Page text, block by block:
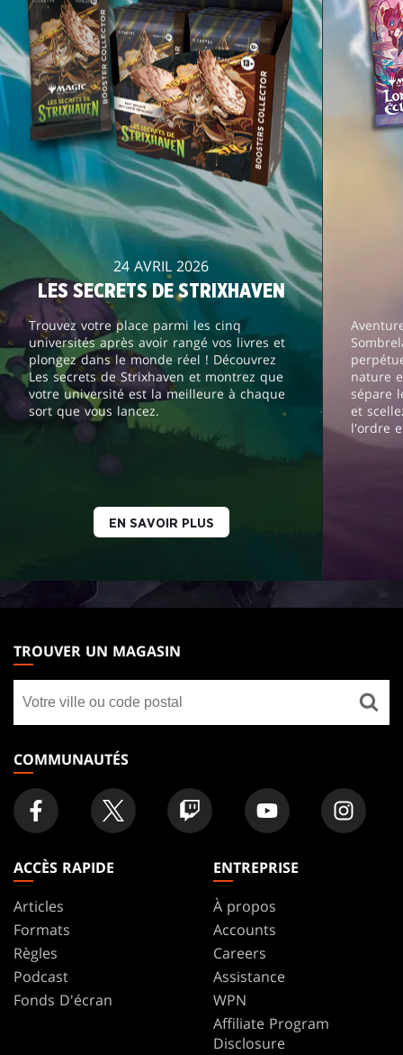
24 AVRIL 2026
LES SECRETS DE STRIXHAVEN
Trouvez votre place parmi les cinq
universités après avoir rangé vos livres et
plongez dans le monde réel ! Découvrez
Les secrets de Strixhaven et montrez que
votre université est la meilleure à chaque
sort que vous lancez.
EN SAVOIR PLUS
nature
sépare
et
l'ordre
THE
GATHERING
FOOTER
TROUVER UN MAGASIN
un
magasin
COMMUNAUTÉS
ACCÈS RAPIDE
Articles
Formats
Règles
Podcast
Fonds D'écran
ENTREPRISE
À propos
Accounts
Careers
Assistance
WPN
Affiliate Program
Disclosure